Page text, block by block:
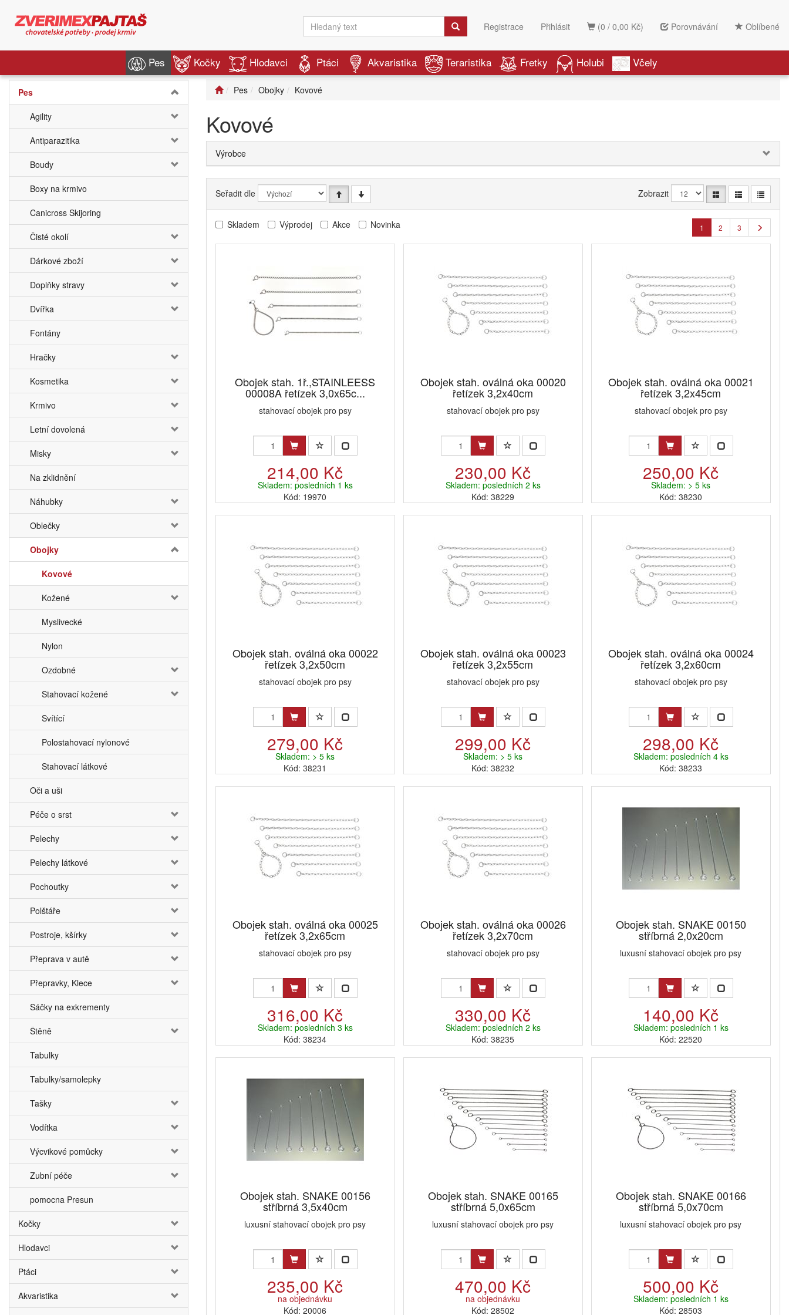
(0 / 0,00 Kč) Porovnávání Oblíbené
Registrace Přihlásit
Pes Kočky Hlodavci Ptáci Akvaristika Teraristika Fretky Holubi Včely
Pes
Agility
Antiparazitika
Boudy
Boxy na krmivo
Canicross Skijoring
Čisté okolí
Dárkové zboží
Doplňky stravy
Dvířka
Fontány
Hračky
Kosmetika
Krmivo
Letní dovolená
Misky
Na zklidnění
Náhubky
Oblečky
Obojky
Kovové
Kožené
Myslivecké
Nylon
Ozdobné
Stahovací kožené
Svítící
Polostahovací nylonové
Stahovací látkové
Oči a uši
Péče o srst
Pelechy
Pelechy látkové
Pochoutky
Polštáře
Postroje, kšírky
Přeprava v autě
Přepravky, Klece
Sáčky na exkrementy
Štěně
Tabulky
Tabulky/samolepky
Tašky
Vodítka
Výcvikové pomůcky
Zubní péče
pomocna Presun
Kočky
Hlodavci
Ptáci
Akvaristika
Pes Obojky Kovové
Kovové
Výrobce
Seřadit dle Zobrazit
Skladem Výprodej Akce Novinka 1 2 3
Obojek stah. 1ř.,STAINLEESS
00008A řetízek 3,0x65c...
stahovací obojek pro psy
214,00 Kč
Skladem: posledních 1 ks
Kód: 19970
Obojek stah. oválná oka 00020
řetízek 3,2x40cm
stahovací obojek pro psy
230,00 Kč
Skladem: posledních 2 ks
Kód: 38229
Obojek stah. oválná oka 00021
řetízek 3,2x45cm
stahovací obojek pro psy
250,00 Kč
Skladem: > 5 ks
Kód: 38230
Obojek stah. oválná oka 00022
řetízek 3,2x50cm
stahovací obojek pro psy
279,00 Kč
Skladem: > 5 ks
Kód: 38231
Obojek stah. oválná oka 00023
řetízek 3,2x55cm
stahovací obojek pro psy
299,00 Kč
Skladem: > 5 ks
Kód: 38232
Obojek stah. oválná oka 00024
řetízek 3,2x60cm
stahovací obojek pro psy
298,00 Kč
Skladem: posledních 4 ks
Kód: 38233
Obojek stah. oválná oka 00025
řetízek 3,2x65cm
stahovací obojek pro psy
316,00 Kč
Skladem: posledních 3 ks
Kód: 38234
Obojek stah. oválná oka 00026
řetízek 3,2x70cm
stahovací obojek pro psy
330,00 Kč
Skladem: posledních 2 ks
Kód: 38235
Obojek stah. SNAKE 00150
stříbrná 2,0x20cm
luxusní stahovací obojek pro psy
140,00 Kč
Skladem: posledních 1 ks
Kód: 22520
Obojek stah. SNAKE 00156
stříbrná 3,5x40cm
luxusní stahovací obojek pro psy
235,00 Kč
na objednávku
Kód: 20006
Obojek stah. SNAKE 00165
stříbrná 5,0x65cm
luxusní stahovací obojek pro psy
470,00 Kč
na objednávku
Kód: 28502
Obojek stah. SNAKE 00166
stříbrná 5,0x70cm
luxusní stahovací obojek pro psy
500,00 Kč
Skladem: posledních 1 ks
Kód: 28503